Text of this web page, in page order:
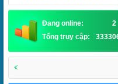
Đang online:
2
Tổng truy cập: